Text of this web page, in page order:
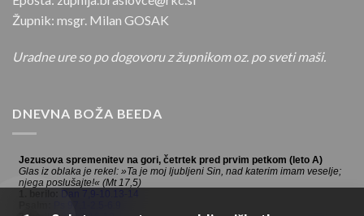
Župnik: msgr. Milan GOSAK
Uradne ure so po dogovoru z župnikom oz. po sveti maši.
DNEVNA BOŽA BEEDA